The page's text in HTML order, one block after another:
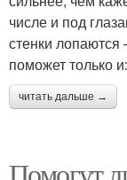
числе и под
стенки
поможет только
читать дальше →